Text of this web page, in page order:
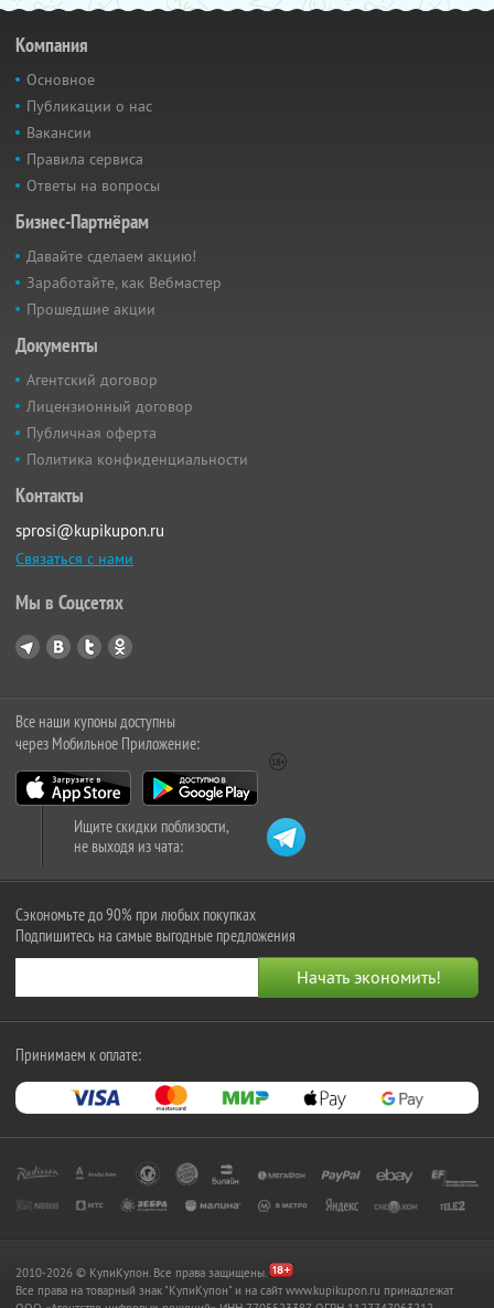
Компания
Основное
Публикации о нас
Вакансии
Правила сервиса
Ответы на вопросы
Бизнес-Партнёрам
Давайте сделаем акцию!
Заработайте, как Вебмастер
Прошедшие акции
Документы
Агентский договор
Лицензионный договор
Публичная оферта
Политика конфиденциальности
Контакты
sprosi@kupikupon.ru
Связаться с нами
Мы в Соцсетях
Все наши купоны доступны
через Мобильное Приложение:
Ищите скидки поблизости,
не выходя из чата:
Сэкономьте до 90% при любых покупках
Подпишитесь на самые выгодные предложения
Принимаем к оплате:
2010-2026 © КупиКупон. Все права защищены.
Все права на товарный знак "КупиКупон" и на сайт www.kupikupon.ru принадлежат